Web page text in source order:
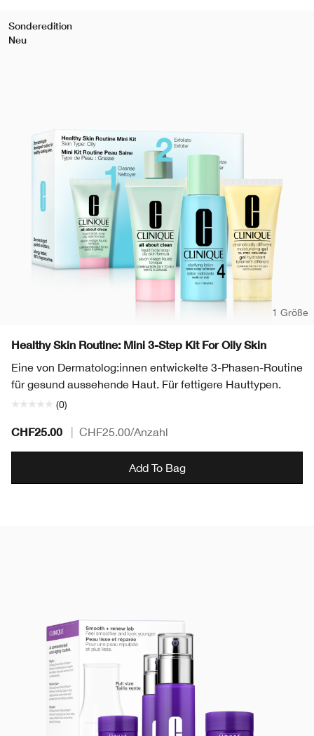
Sonderedition
Neu
1 Größe
Healthy Skin Routine: Mini 3-Step Kit For Oily Skin
Eine von Dermatolog:innen entwickelte 3-Phasen-Routine
für gesund aussehende Haut. Für fettigere Hauttypen.
(0)
CHF25.00 CHF25.00/Anzahl
Add To Bag